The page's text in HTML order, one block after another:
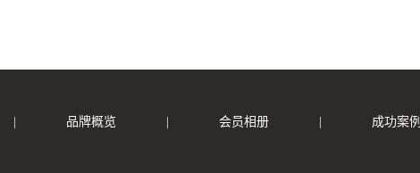
品牌概览 会员相册 成功案例